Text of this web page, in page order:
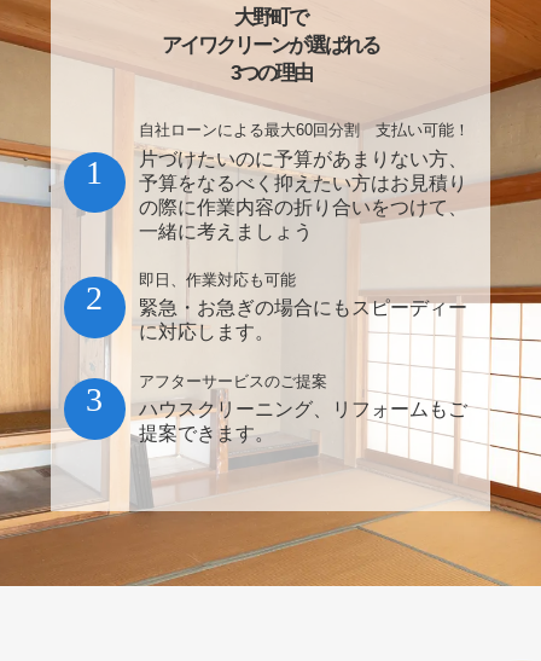
大野町で
アイワクリーンが選ばれる
3つの理由
自社ローンによる最大60回分割 支払い可能！
片づけたいのに予算があまりない方、
予算をなるべく抑えたい方はお見積り
の際に作業内容の折り合いをつけて、
一緒に考えましょう
1
即日、作業対応も可能
緊急・お急ぎの場合にもスピーディー
に対応します。
2
アフターサービスのご提案
ハウスクリーニング、リフォームもご
提案できます。
3